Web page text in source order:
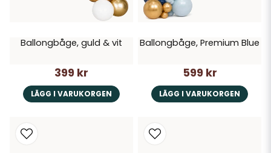
Ballongbåge, guld & vit
399 kr
LÄGG I VARUKORGEN
Ballongbåge, Premium Blue
599 kr
LÄGG I VARUKORGEN